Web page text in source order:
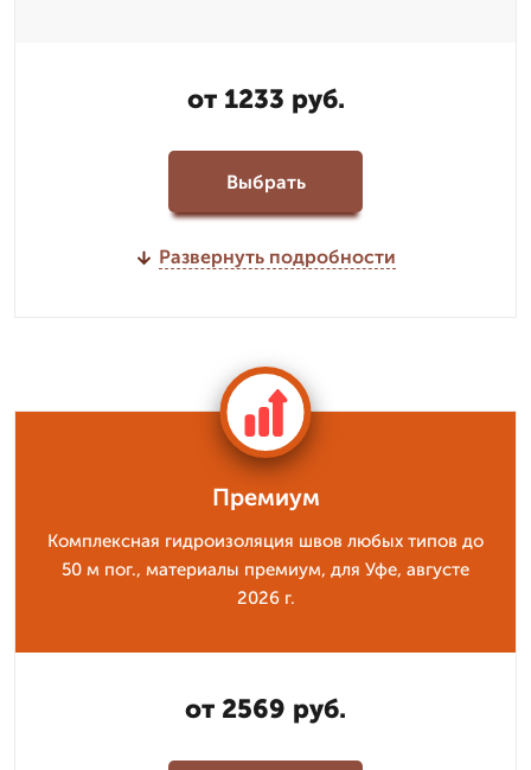
от 1233 руб.
Выбрать
Развернуть подробности
Премиум
Комплексная гидроизоляция швов любых типов до
50 м пог., материалы премиум, для Уфе, августе
2026 г.
от 2569 руб.